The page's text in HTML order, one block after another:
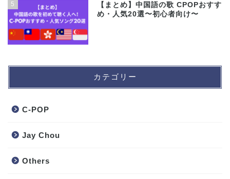
5
【まとめ】中国語の歌 CPOPおすす
め・人気20選〜初心者向け〜
カテゴリー
C-POP
Jay Chou
Others